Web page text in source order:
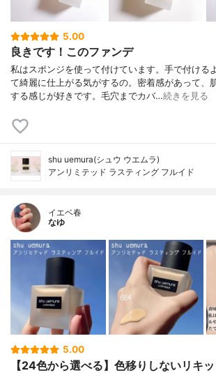
5.00
良きです！このファンデ
私はスポンジを使って付けています。手で付ける
て綺麗に仕上がる気がするの。密着感があって、
する感じが好きです。毛穴までカバ…続きを見る
shu uemura(シュウ ウエムラ)
アンリミテッド ラスティング フルイド
イエベ春
なゆ
5.00
【24色から選べる】色移りしないリキ